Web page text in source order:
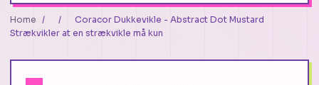
Home / /
Coracor Dukkevikle - Abstract Dot Mustard
Strækvikler at en strækvikle må kun